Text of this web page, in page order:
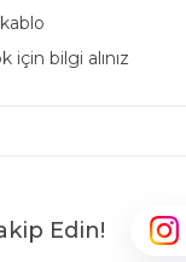
için bilgi alınız
Edin!